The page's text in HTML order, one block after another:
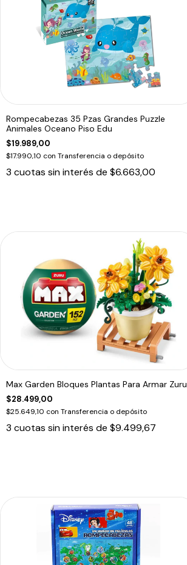
Rompecabezas 35 Pzas Grandes Puzzle
Animales Oceano Piso Edu
$19.989,00
$17.990,10 con Transferencia o depósito
3 cuotas sin interés de $6.663,00
Max Garden Bloques Plantas Para Armar Zuru
$28.499,00
$25.649,10 con Transferencia o depósito
3 cuotas sin interés de $9.499,67